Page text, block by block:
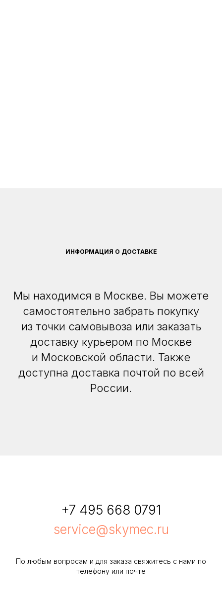
ИНФОРМАЦИЯ О ДОСТАВКЕ
Мы находимся в Москве. Вы можете
самостоятельно забрать покупку
из точки самовывоза или заказать
доставку курьером по Москве
и Московской области. Также
доступна доставка почтой по всей
России.
+7 495 668 0791
service@skymec.ru
По любым вопросам и для заказа свяжитесь с нами по
телефону или почте